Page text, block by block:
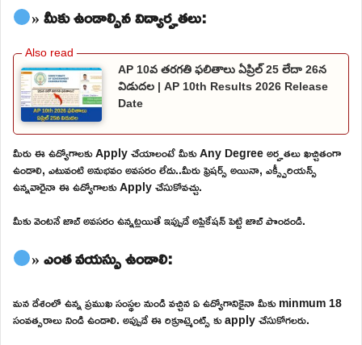
» మీకు ఉండాల్సిన విద్యార్హతలు:
AP 10వ తరగతి ఫలితాలు ఏప్రిల్ 25 లేదా 26న
విడుదల | AP 10th Results 2026 Release
Date
మీరు ఈ ఉద్యోగాలకు Apply చేయాలంటే మీకు Any Degree అర్హతలు ఖచ్చితంగా
ఉండాలి, ఎటువంటి అనుభవం అవసరం లేదు..మీరు ఫ్రెషర్స్ అయినా, ఎక్స్పీరియన్స్
ఉన్నవారైనా ఈ ఉద్యోగాలకు Apply చేసుకోవచ్చు.
మీకు వెంటనే జాబ్ అవసరం ఉన్నట్లయితే ఇప్పుడే అప్లికేషన్ పెట్టి జాబ్ పొందండి.
» ఎంత వయస్సు ఉండాలి:
మన దేశంలో ఉన్న ప్రముఖ సంస్థల నుండి వచ్చిన ఏ ఉద్యోగానికైనా మీకు minmum 18
సంవత్సరాలు నిండి ఉండాలి. అప్పుడే ఈ రిక్రూట్మెంట్స్ కు apply చేసుకోగలరు.